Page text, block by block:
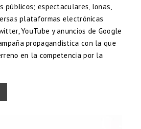
públicos; espectaculares, lonas,
plataformas electrónicas
YouTube y anuncios de Google
propagandística con la que
en la competencia por la